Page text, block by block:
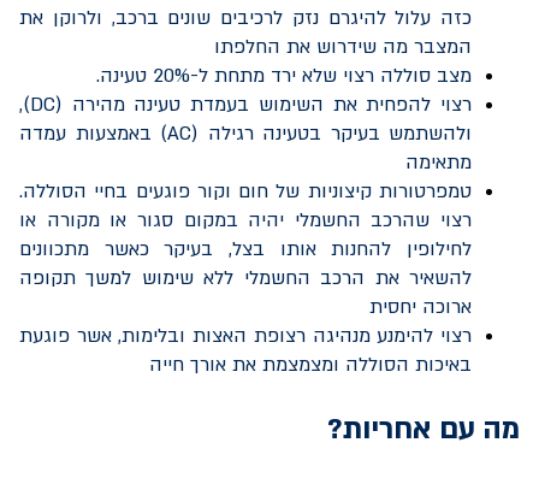
כזה עלול להיגרם נזק לרכיבים שונים ברכב, ולרוקן את
המצבר מה שידרוש את החלפתו
מצב סוללה רצוי שלא ירד מתחת ל-20% טעינה.
רצוי להפחית את השימוש בעמדת טעינה מהירה (DC
),
ולהשתמש בעיקר בטעינה רגילה (AC) באמצעות עמדה
מתאימה
טמפרטורות קיצוניות של חום וקור פוגעים בחיי הסוללה.
רצוי שהרכב החשמלי יהיה במקום סגור או מקורה או
לחילופין להחנות אותו בצל, בעיקר כאשר מתכוונים
להשאיר את הרכב החשמלי ללא שימוש למשך תקופה
ארוכה יחסית
רצוי להימנע מנהיגה רצופת האצות ובלימות, אשר פוגעת
באיכות הסוללה ומצמצמת את אורך חייה
מה עם אחריות?